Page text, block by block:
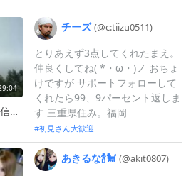
キモイ！アホからキャス配信中 企画配信！！ペットチャンネル枠！！
チーズ (@c:tiizu0511)
とりあえず3点してくれたまえ。
仲良くしてね( *・ω・)ノ おちょ
けですが サポートフォローして
くれたら99、9パーセント返しま
す 三重県住み。福岡
初見さん大歓迎
あきるな🍾🐩 (@akit0807)